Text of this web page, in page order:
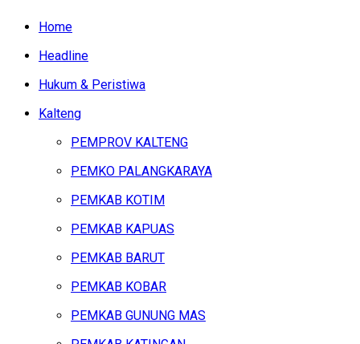
Home
Headline
Hukum & Peristiwa
Kalteng
PEMPROV KALTENG
PEMKO PALANGKARAYA
PEMKAB KOTIM
PEMKAB KAPUAS
PEMKAB BARUT
PEMKAB KOBAR
PEMKAB GUNUNG MAS